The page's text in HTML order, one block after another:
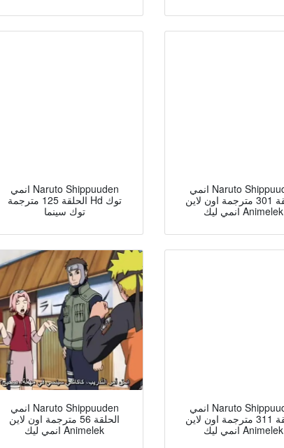
انمي Naruto Shippuuden
الحلقة 125 مترجمة Hd توك
توك سينما
انمي Naruto Shippuuden
الحلقة 301 مترجمة اون لاين
انمي ليك Animelek
انمي Naruto Shippuuden
الحلقة 56 مترجمة اون لاين
انمي ليك Animelek
انمي Naruto Shippuuden
الحلقة 311 مترجمة اون لاين
انمي ليك Animelek